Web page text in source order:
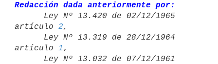
Redacción dada anteriormente por:
artículo 2,
artículo 1 ,